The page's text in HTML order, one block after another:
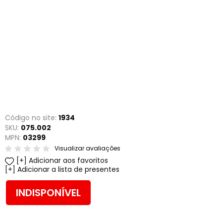
Código no site: 1934
SKU: 075.002
MPN: 03299
Visualizar avaliações
Adicionar aos favoritos
Adicionar a lista de presentes
INDISPONÍVEL